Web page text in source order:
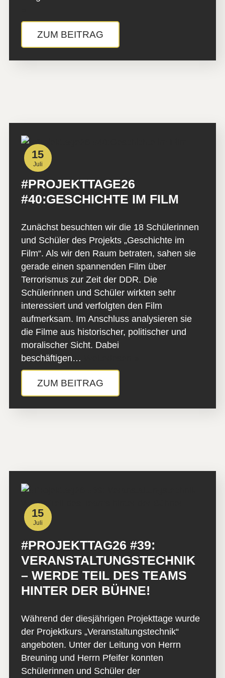
ZUM BEITRAG
15
Juli
#PROJEKTTAGE26
#40:GESCHICHTE IM FILM
Zunächst besuchten wir die 18 Schülerinnen
und Schüler des Projekts „Geschichte im
Film“. Als wir den Raum betraten, sahen sie
gerade einen spannenden Film über
Terrorismus zur Zeit der DDR. Die
Schülerinnen und Schüler wirkten sehr
interessiert und verfolgten den Film
aufmerksam. Im Anschluss analysieren sie
die Filme aus historischer, politischer und
moralischer Sicht. Dabei
beschäftigen…
ZUM BEITRAG
15
Juli
#PROJEKTTAG26 #39:
VERANSTALTUNGSTECHNIK
– WERDE TEIL DES TEAMS
HINTER DER BÜHNE!
Während der diesjährigen Projekttage wurde
der Projektkurs „Veranstaltungstechnik“
angeboten. Unter der Leitung von Herrn
Breuning und Herrn Pfeifer konnten
Schülerinnen und Schüler der